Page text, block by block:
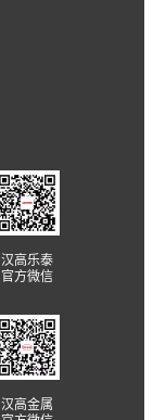
汉高乐泰
官方微信
汉高金属